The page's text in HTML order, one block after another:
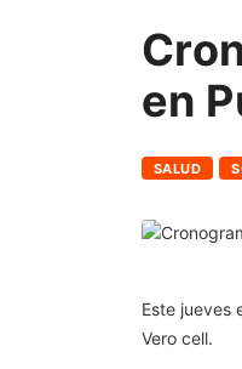
en
SALUD
Este jueves
Vero cell.